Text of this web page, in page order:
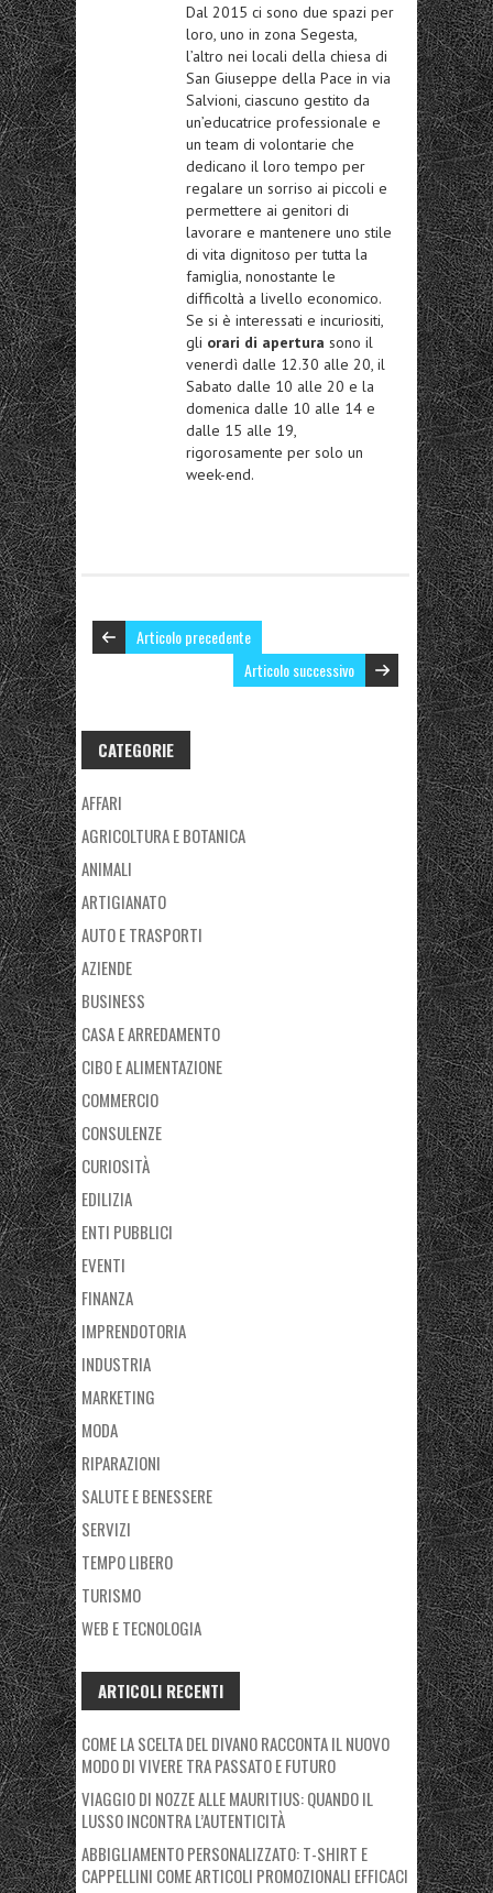
Dal 2015 ci sono due spazi per
loro, uno in zona Segesta,
l’altro nei locali della chiesa di
San Giuseppe della Pace in via
Salvioni, ciascuno gestito da
un’educatrice professionale e
un team di volontarie che
dedicano il loro tempo per
regalare un sorriso ai piccoli e
permettere ai genitori di
lavorare e mantenere uno stile
di vita dignitoso per tutta la
famiglia, nonostante le
difficoltà a livello economico.
Se si è interessati e incuriositi,
gli orari di apertura sono il
venerdì dalle 12.30 alle 20, il
Sabato dalle 10 alle 20 e la
domenica dalle 10 alle 14 e
dalle 15 alle 19,
rigorosamente per solo un
week-end.
Articolo precedente
Articolo successivo
CATEGORIE
AFFARI
AGRICOLTURA E BOTANICA
ANIMALI
ARTIGIANATO
AUTO E TRASPORTI
AZIENDE
BUSINESS
CASA E ARREDAMENTO
CIBO E ALIMENTAZIONE
COMMERCIO
CONSULENZE
CURIOSITÀ
EDILIZIA
ENTI PUBBLICI
EVENTI
FINANZA
IMPRENDOTORIA
INDUSTRIA
MARKETING
MODA
RIPARAZIONI
SALUTE E BENESSERE
SERVIZI
TEMPO LIBERO
TURISMO
WEB E TECNOLOGIA
ARTICOLI RECENTI
COME LA SCELTA DEL DIVANO RACCONTA IL NUOVO
MODO DI VIVERE TRA PASSATO E FUTURO
VIAGGIO DI NOZZE ALLE MAURITIUS: QUANDO IL
LUSSO INCONTRA L’AUTENTICITÀ
ABBIGLIAMENTO PERSONALIZZATO: T-SHIRT E
CAPPELLINI COME ARTICOLI PROMOZIONALI EFFICACI